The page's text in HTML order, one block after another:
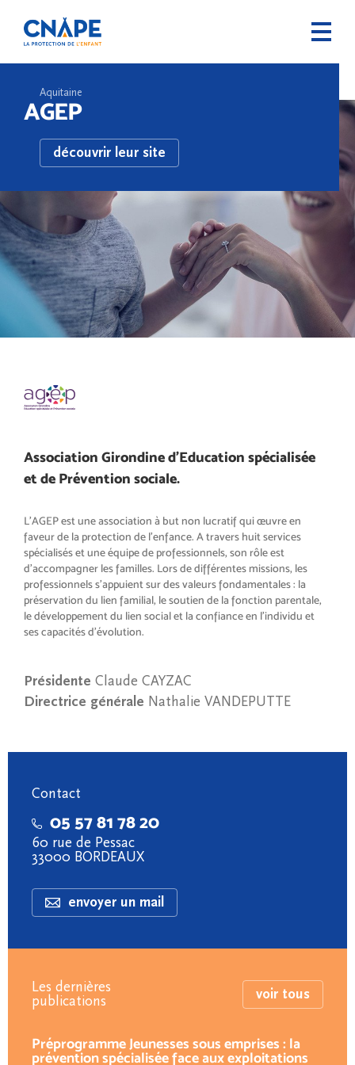
Aquitaine
AGEP
découvrir leur site
Association Girondine d’Education spécialisée
et de Prévention sociale.
L’AGEP est une association à but non lucratif qui œuvre en
faveur de la protection de l’enfance. A travers huit services
spécialisés et une équipe de professionnels, son rôle est
d’accompagner les familles. Lors de différentes missions, les
professionnels s’appuient sur des valeurs fondamentales : la
préservation du lien familial, le soutien de la fonction parentale,
le développement du lien social et la confiance en l’individu et
ses capacités d’évolution.
Présidente Claude CAYZAC
Directrice générale Nathalie VANDEPUTTE
Contact
05 57 81 78 20
60 rue de Pessac
33000 BORDEAUX
envoyer un mail
Les dernières
publications
voir tous
Préprogramme Jeunesses sous emprises : la
prévention spécialisée face aux exploitations